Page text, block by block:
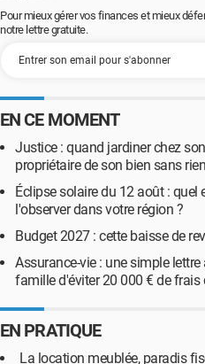
Pour mieux gérer vos finances et mieux
notre lettre gratuite.
EN CE MOMENT
Justice : quand jardiner chez
propriétaire de son bien sans
Éclipse solaire du 12 août : quel
l'observer dans votre région ?
Budget 2027 : cette baisse de
Assurance-vie : une simple
famille d'éviter 20 000 € de frais
EN PRATIQUE
La location meublée, paradis